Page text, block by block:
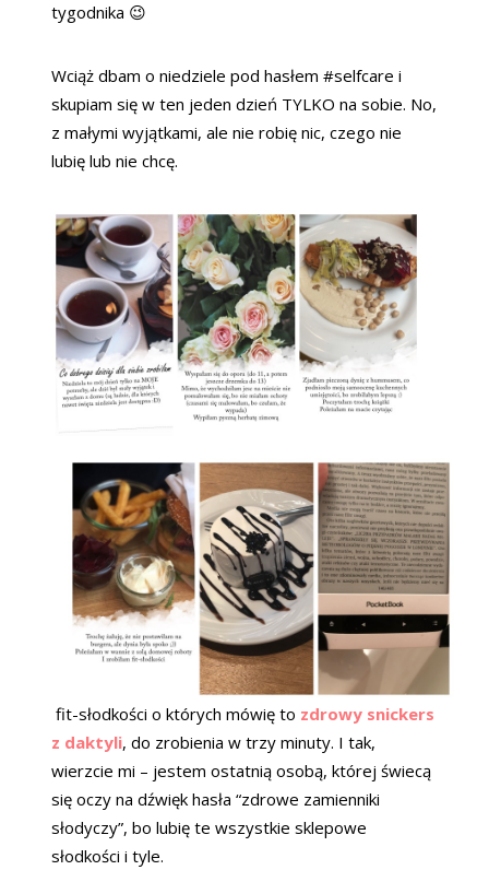
tygodnika 😉
Wciąż dbam o niedziele pod hasłem #selfcare i
skupiam się w ten jeden dzień TYLKO na sobie. No,
z małymi wyjątkami, ale nie robię nic, czego nie
lubię lub nie chcę.
fit-słodkości o których mówię to zdrowy snickers
z daktyli, do zrobienia w trzy minuty. I tak,
wierzcie mi – jestem ostatnią osobą, której świecą
się oczy na dźwięk hasła “zdrowe zamienniki
słodyczy”, bo lubię te wszystkie sklepowe
słodkości i tyle.